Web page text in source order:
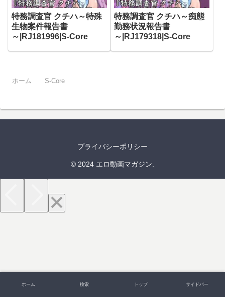
特務調査官 クチハ～特殊
生物案件報告書
～|RJ181996|S-Core
特務調査官 クチハ～痴態
勤務状況報告書
～|RJ179318|S-Core
ホーム S-Core
プライバシーポリシー
© 2024 エロ動画マガジン.
ホーム 検索 トップ サイドバー